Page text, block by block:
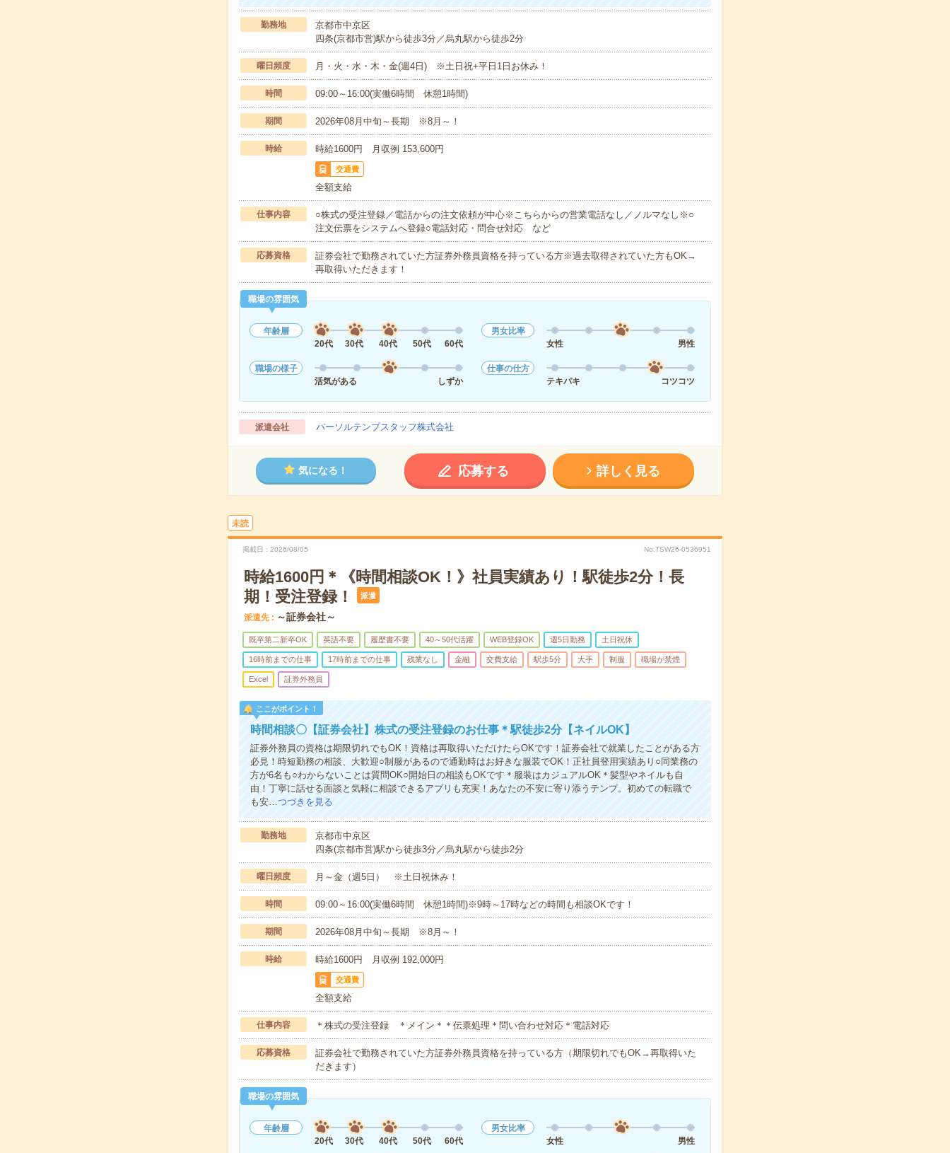
勤務地
京都市中京区
四条(京都市営)駅から徒歩3分／烏丸駅から徒歩2分
曜日頻度 月・火・水・木・金(週4日) ※土日祝+平日1日お休み！
時間 09:00～16:00(実働6時間 休憩1時間)
期間 2026年08月中旬～長期 ※8月～！
時給 時給1600円 月収例 153,600円
交通費
全額支給
仕事内容
○株式の受注登録／電話からの注文依頼が中心※こちらからの営業電話なし／ノルマなし※○
注文伝票をシステムへ登録○電話対応・問合せ対応 など
応募資格
証券会社で勤務されていた方証券外務員資格を持っている方※過去取得されていた方もOK→
再取得いただきます！
職場の雰囲気
年齢層
20代
30代 40代 50代 60代
男女比率
女性
男性
職場の様子
活気がある
しずか
仕事の仕方
テキパキ
コツコツ
派遣会社 パーソルテンプスタッフ株式会社
気になる！ 応募する 詳しく見る
未読
掲載日 2026/08/05 No.TSW26-0536951
時給1600円＊《時間相談OK！》社員実績あり！駅徒歩2分！長
期！受注登録！
派遣
派遣先 ～証券会社～
既卒第二新卒OK 英語不要 履歴書不要 40～50代活躍 WEB登録OK 週5日勤務 土日祝休
16時前までの仕事 17時前までの仕事 残業なし 金融 交費支給 駅歩5分 大手 制服 職場が禁煙
Excel 証券外務員
ここがポイント！
時間相談〇【証券会社】株式の受注登録のお仕事＊駅徒歩2分【ネイルOK】
証券外務員の資格は期限切れでもOK！資格は再取得いただけたらOKです！証券会社で就業したことがある方
必見！時短勤務の相談、大歓迎○制服があるので通勤時はお好きな服装でOK！正社員登用実績あり○同業務の
方が6名も○わからないことは質問OK○開始日の相談もOKです＊服装はカジュアルOK＊髪型やネイルも自
由！丁寧に話せる面談と気軽に相談できるアプリも充実！あなたの不安に寄り添うテンプ。初めての転職で
も安…つづきを見る
勤務地
京都市中京区
四条(京都市営)駅から徒歩3分／烏丸駅から徒歩2分
曜日頻度 月～金（週5日） ※土日祝休み！
時間 09:00～16:00(実働6時間 休憩1時間)※9時～17時などの時間も相談OKです！
期間 2026年08月中旬～長期 ※8月～！
時給 時給1600円 月収例 192,000円
交通費
全額支給
仕事内容 ＊株式の受注登録 ＊メイン＊＊伝票処理＊問い合わせ対応＊電話対応
応募資格
証券会社で勤務されていた方証券外務員資格を持っている方（期限切れでもOK→再取得いた
だきます）
職場の雰囲気
年齢層
20代
30代 40代 50代 60代
男女比率
女性
男性